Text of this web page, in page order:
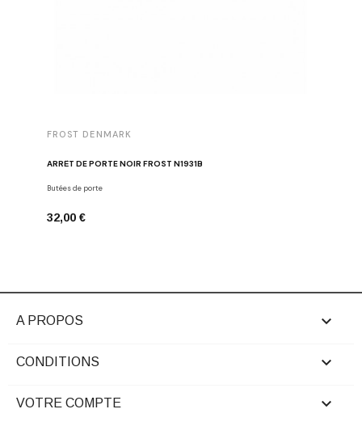
FROST DENMARK
ARRÊT DE PORTE NOIR FROST N1931B
Butées de porte
32,00 €
A PROPOS 
CONDITIONS 
VOTRE COMPTE 